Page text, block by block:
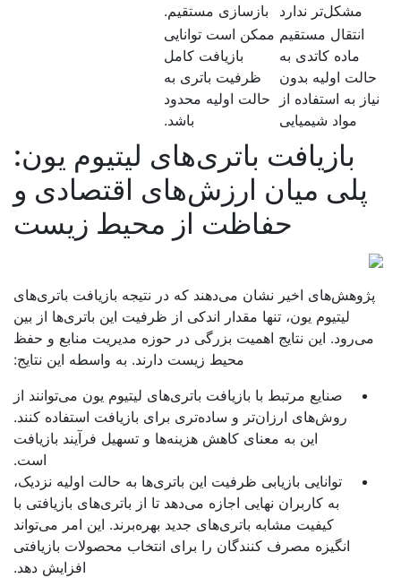
مشکل‌تر ندارد
بازسازی مستقیم.
انتقال مستقیم
ماده کاتدی به
اولیه بدون
به استفاده از
مواد شیمیایی
ممکن است توانایی
بازیافت کامل
ظرفیت باتری به
حالت اولیه محدود
باشد.
بازیافت باتری‌های لیتیوم یون:
پلی میان ارزش‌های اقتصادی و
حفاظت از محیط زیست
پژوهش‌های اخیر نشان می‌دهند که در نتیجه بازیافت باتری‌های
لیتیوم یون، تنها مقدار اندکی از ظرفیت این باتری‌ها از بین
می‌رود. این نتایج اهمیت بزرگی در حوزه مدیریت منابع و حفظ
محیط زیست دارند. به واسطه این نتایج:
صنایع مرتبط با بازیافت باتری‌های لیتیوم یون می‌توانند از
روش‌های ارزان‌تر و ساده‌تری برای بازیافت استفاده کنند.
این به معنای کاهش هزینه‌ها و تسهیل فرآیند بازیافت
است.
توانایی بازیابی ظرفیت این باتری‌ها به حالت اولیه نزدیک،
به کاربران نهایی اجازه می‌دهد تا از باتری‌های بازیافتی با
کیفیت مشابه باتری‌های جدید بهره‌برند. این امر می‌تواند
انگیزه مصرف کنندگان را برای انتخاب محصولات بازیافتی
افزایش دهد.